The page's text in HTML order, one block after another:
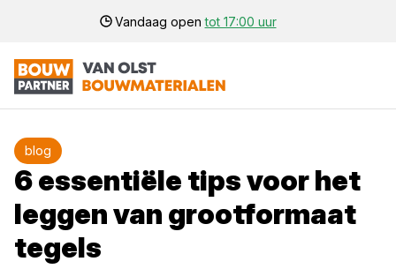
Vandaag opentot 17:00 uur
blog
6 essentiële tips voor het
leggen van grootformaat
tegels